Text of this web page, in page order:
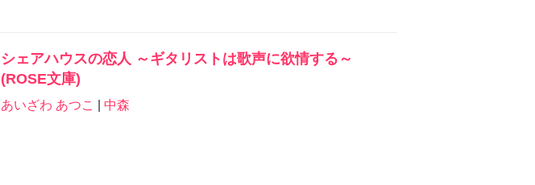
シェアハウスの恋人 ～ギタリストは歌声に欲情する～
(ROSE文庫)
あいざわ あつこ 中森